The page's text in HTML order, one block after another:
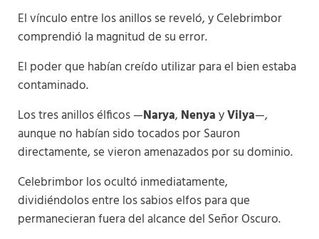
El vínculo entre los anillos se reveló, y Celebrimbor
comprendió la magnitud de su error.
El poder que habían creído utilizar para el bien estaba
contaminado.
Los tres anillos élficos —Narya, NenyayVilya—,
aunque no habían sido tocados por Sauron
directamente, se vieron amenazados por su dominio.
Celebrimbor los ocultó inmediatamente,
dividiéndolos entre los sabios elfos para que
permanecieran fuera del alcance del Señor Oscuro.